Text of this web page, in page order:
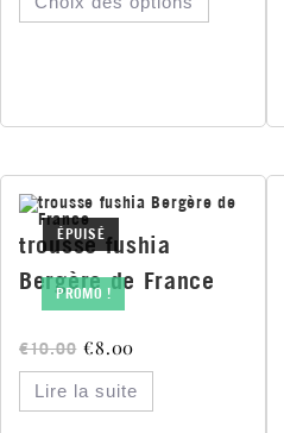
ÉPUISÉ
PROMO !
trousse fushia
Bergère de France
€10.00 €8.00
Lire la suite